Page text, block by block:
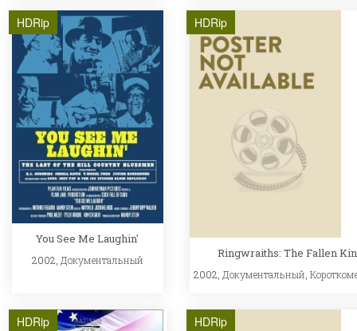
HDRip
You See Me Laughin'
2002, Документальный
HDRip
Ringwraiths: The Fallen
2002,Документальный,
HDRip HDRip